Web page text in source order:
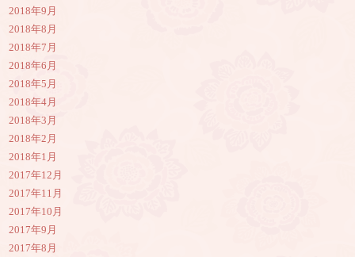
2018年9月
2018年8月
2018年7月
2018年6月
2018年5月
2018年4月
2018年3月
2018年2月
2018年1月
2017年12月
2017年11月
2017年10月
2017年9月
2017年8月